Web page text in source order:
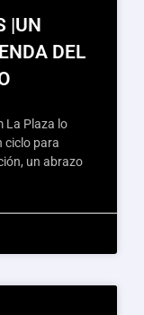
|UN
DEL
La Plaza lo
ciclo para
un abrazo